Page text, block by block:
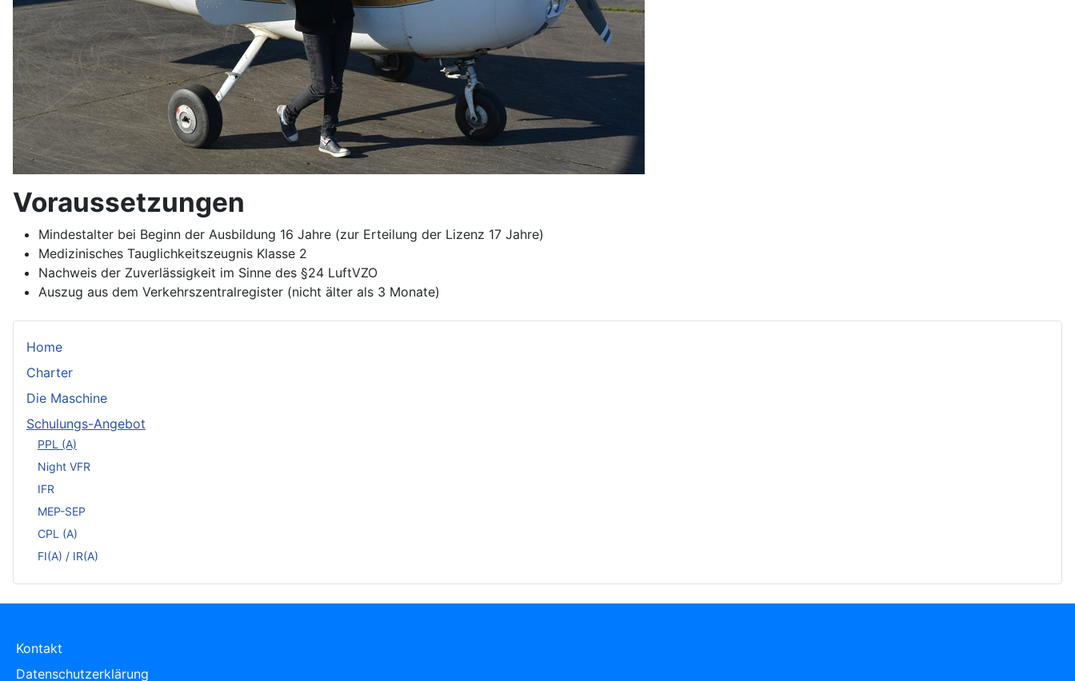
Voraussetzungen
Mindestalter bei Beginn der Ausbildung 16 Jahre (zur Erteilung der Lizenz 17 Jahre)
Medizinisches Tauglichkeitszeugnis Klasse 2
Nachweis der Zuverlässigkeit im Sinne des §24 LuftVZO
Auszug aus dem Verkehrszentralregister (nicht älter als 3 Monate)
Home
Charter
Die Maschine
Schulungs-Angebot
PPL (A)
Night VFR
IFR
MEP-SEP
CPL (A)
FI(A) / IR(A)
Kontakt
Datenschutzerklärung